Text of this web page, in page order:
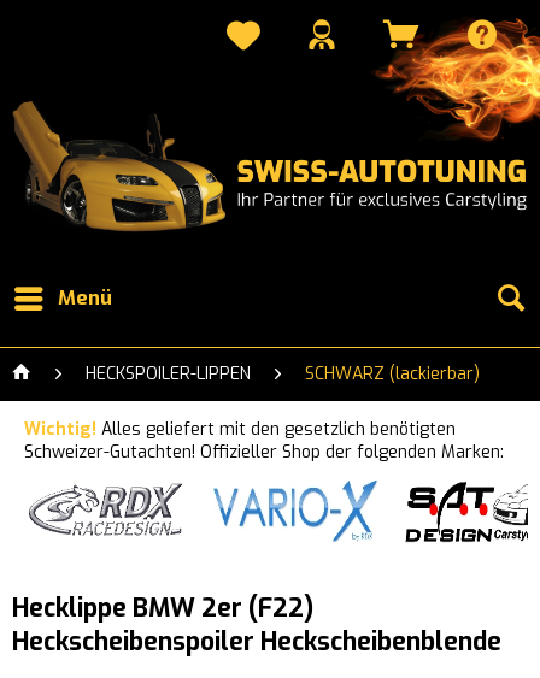
Menü
HECKSPOILER-LIPPEN SCHWARZ (lackierbar)
Wichtig! Alles geliefert mit den gesetzlich benötigten
Schweizer-Gutachten! Offizieller Shop der folgenden Marken:
Hecklippe BMW 2er (F22)
Heckscheibenspoiler Heckscheibenblende